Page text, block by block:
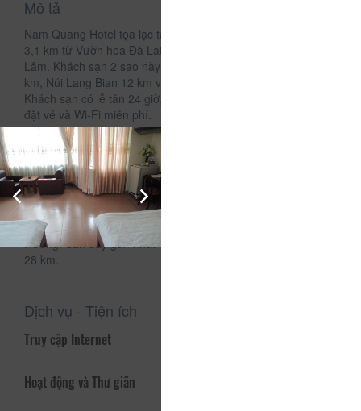
Mô tả
Nam Quang Hotel tọa lạc tại thành phố Đà lạt, trong bán kính
3,1 km từ Vườn hoa Đà Lạt và 4,2 km từ Thiền viện Trúc
Lâm. Khách sạn 2 sao này cách Hồ Tuyền Lâm khoảng 5
km, Núi Lang Bian 12 km và vườn thú ZooDoo Đà Lạt 34 km.
Khách sạn có lễ tân 24 giờ, dịch vụ đưa/đón sân bay, dịch vụ
đặt vé và Wi-Fi miễn phí.
Phòng nghỉ tại khách sạn có khu vực ghế ngồi, TV truyền
hình cáp màn hình phẳng và phòng tắm riêng với đồ vệ sinh
cá nhân miễn phí cùng vòi sen. Các phòng còn có tủ quần
áo.
Các điểm tham quan nổi tiếng gần khách sạn bao gồm
Quảng trường Lâm Viên, Công viên Yersin và Hồ Xuân
Hương. Sân bay gần nhất là sân bay Liên Khương, cách đó
28 km.
Dịch vụ - Tiện ích
Truy cập Internet
Hoạt động và Thư giãn